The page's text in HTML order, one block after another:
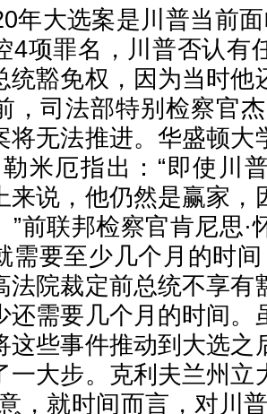
年大选案是川普当前
4项罪名，川普否认有
统豁免权，因为当时他
，司法部特别检察官
将无法推进。华盛顿大
米厄指出：“即使川
来说，他仍然是赢家，
”前联邦检察官肯尼思·
需要至少几个月的时
法院裁定前总统不享有
还需要几个月的时间。
这些事件推动到大选之
一大步。克利夫兰州立
，就时间而言，对川